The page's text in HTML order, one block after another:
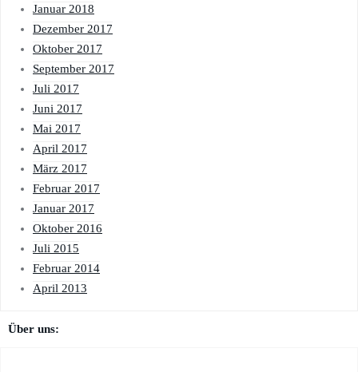
Januar 2018
Dezember 2017
Oktober 2017
September 2017
Juli 2017
Juni 2017
Mai 2017
April 2017
März 2017
Februar 2017
Januar 2017
Oktober 2016
Juli 2015
Februar 2014
April 2013
Über uns: